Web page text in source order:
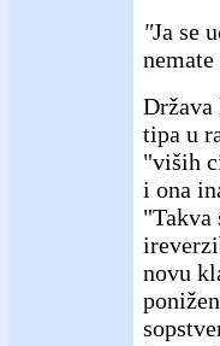
"Ja se
Država
tipa u
"viših
i ona
"Takva
novu